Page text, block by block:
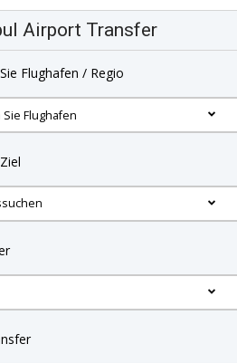
Airport Transfer
Flughafen / Regio